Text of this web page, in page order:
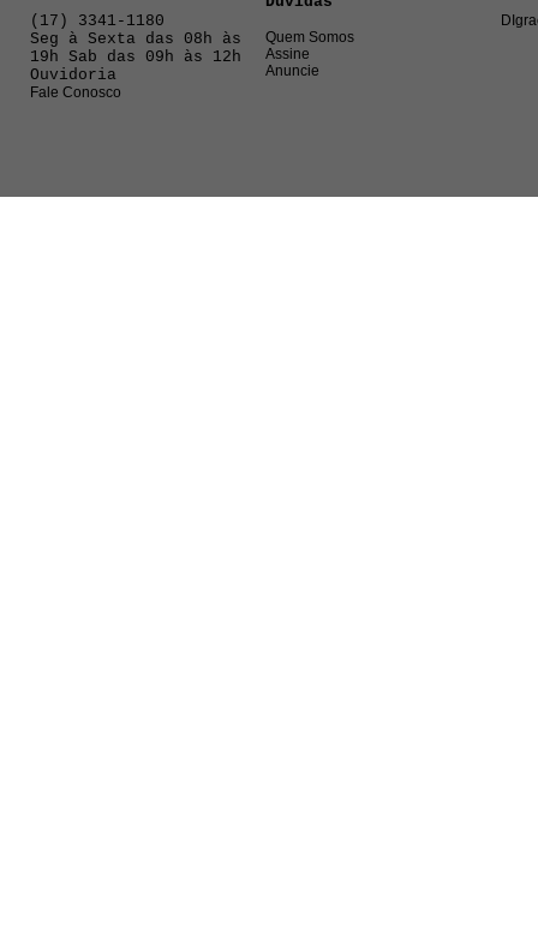
(17) 3341-1180
Seg à Sexta das 08h às
19h Sab das 09h às 12h
Ouvidoria
Fale Conosco
Quem Somos
Assine
Anuncie